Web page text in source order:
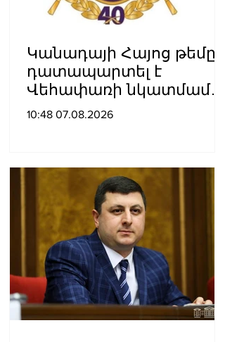
Կանադայի Հայոց թեմը
դատապարտել է
Վեհափառի նկատմամբ
քրեական հետապնդումը
10:48 07.08.2026